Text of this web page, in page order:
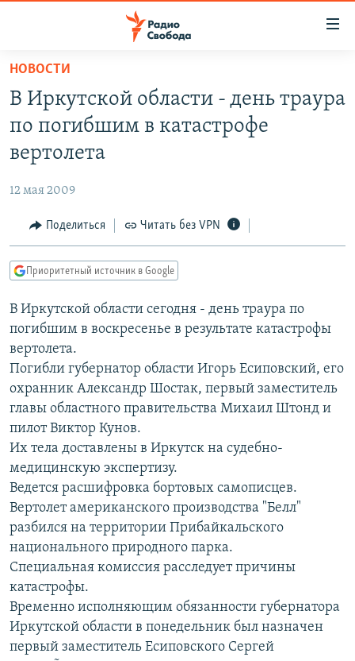
упрощенного
доступа
основному
Вернутся
Вернутся
поиску
ПОДКАСТЫ
МНЕНИЯ
КУЛЬТУРА
КАВКАЗ.РЕАЛИИ
СЕВЕР.РЕАЛИИ
СИБИРЬ.РЕАЛИИ
РАСПИСАНИЕ ВЕЩАНИЯ
ПОДПИШИТЕСЬ НА РАССЫЛКУ
СОЦИАЛЬНЫЕ СЕТИ
Все сайты РСЕ/РС
НОВОСТИ
В Иркутской области - день траура
по погибшим в катастрофе
вертолета
12 мая 2009
Поделиться Читать без VPN
Приоритетный источник в Google
В Иркутской области сегодня - день траура по
погибшим в воскресенье в результате катастрофы
вертолета.
Погибли губернатор области Игорь Есиповский, его
охранник Александр Шостак, первый заместитель
главы областного правительства Михаил Штонд и
пилот Виктор Кунов.
Их тела доставлены в Иркутск на судебно-
медицинскую экспертизу.
Ведется расшифровка бортовых самописцев.
Вертолет американского производства "Белл"
разбился на территории Прибайкальского
национального природного парка.
Специальная комиссия расследует причины
катастрофы.
Временно исполняющим обязанности губернатора
Иркутской области в понедельник был назначен
первый заместитель Есиповского Сергей